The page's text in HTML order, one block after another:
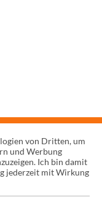
von Dritten, um
und Werbung
Ich bin damit
jederzeit mit Wirkung